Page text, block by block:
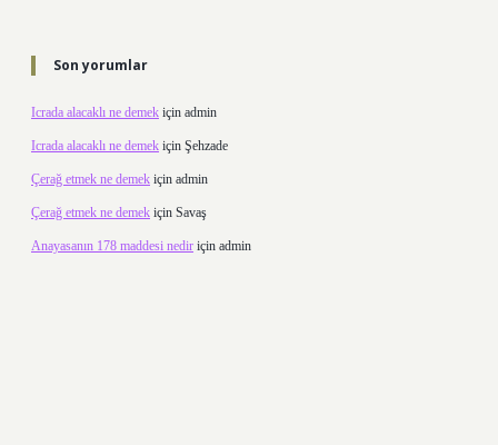
Son yorumlar
Icrada alacaklı ne demek için admin
Icrada alacaklı ne demek için Şehzade
Çerağ etmek ne demek için admin
Çerağ etmek ne demek için Savaş
Anayasanın 178 maddesi nedir için admin